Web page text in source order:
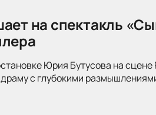
на спектакль
Юрия Бутусова на
с глубокими